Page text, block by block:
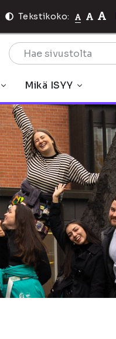
Tekstikoko:
Mikä ISYY